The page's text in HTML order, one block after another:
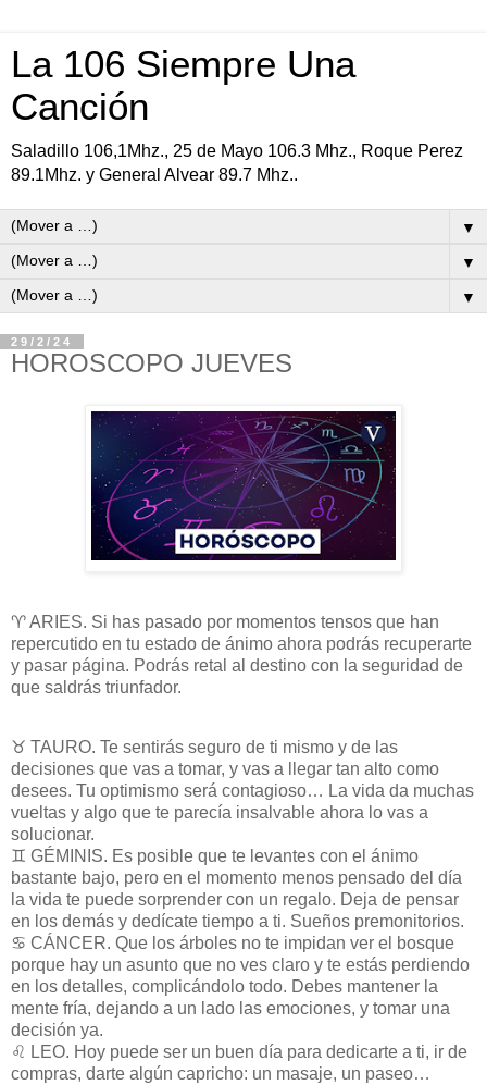
La 106 Siempre Una
Canción
Saladillo 106,1Mhz., 25 de Mayo 106.3 Mhz., Roque Perez
89.1Mhz. y General Alvear 89.7 Mhz..
▼
▼
▼
29/2/24
HOROSCOPO JUEVES
♈ ARIES. Si has pasado por momentos tensos que han
repercutido en tu estado de ánimo ahora podrás recuperarte
y pasar página. Podrás retal al destino con la seguridad de
que saldrás triunfador.
♉ TAURO. Te sentirás seguro de ti mismo y de las
decisiones que vas a tomar, y vas a llegar tan alto como
desees. Tu optimismo será contagioso… La vida da muchas
vueltas y algo que te parecía insalvable ahora lo vas a
solucionar.
♊ GÉMINIS. Es posible que te levantes con el ánimo
bastante bajo, pero en el momento menos pensado del día
la vida te puede sorprender con un regalo. Deja de pensar
en los demás y dedícate tiempo a ti. Sueños premonitorios.
♋ CÁNCER. Que los árboles no te impidan ver el bosque
porque hay un asunto que no ves claro y te estás perdiendo
en los detalles, complicándolo todo. Debes mantener la
mente fría, dejando a un lado las emociones, y tomar una
decisión ya.
♌ LEO. Hoy puede ser un buen día para dedicarte a ti, ir de
compras, darte algún capricho: un masaje, un paseo…